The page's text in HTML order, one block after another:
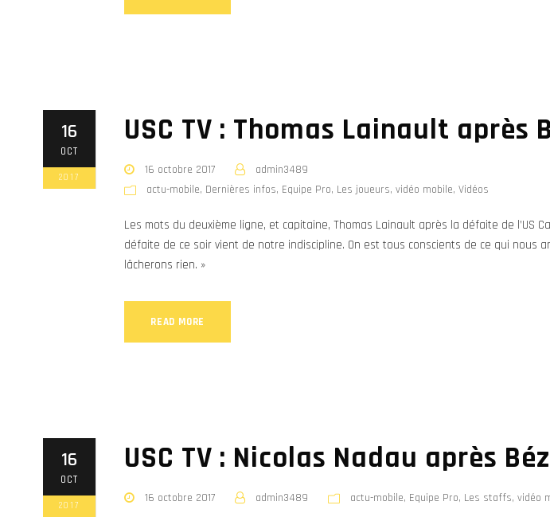
16
OCT
2017
USC TV : Thomas Lainault après
16 octobre 2017
admin3489
actu-mobile, Dernières infos, Equipe Pro, Les joueurs, vidéo mobile, Vidéos
Les mots du deuxième ligne, et capitaine, Thomas Lainault après la défaite de l’US
défaite de ce soir vient de notre indiscipline. On est tous conscients de ce qui nous
lâcherons rien. »
READ MORE
16
OCT
2017
USC TV : Nicolas Nadau après
16 octobre 2017 admin3489 actu-mobile, Equipe Pro, Les staffs, vidéo